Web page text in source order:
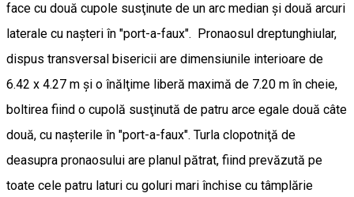
face cu două cupole susţinute de un arc median şi două arcuri
laterale cu naşteri în "port-a-faux". Pronaosul dreptunghiular,
dispus transversal bisericii are dimensiunile interioare de
6.42 x 4.27 m şi o înălţime liberă maximă de 7.20 m în cheie,
boltirea fiind o cupolă susţinută de patru arce egale două câte
două, cu naşterile în "port-a-faux". Turla clopotniţă de
deasupra pronaosului are planul pătrat, fiind prevăzută pe
toate cele patru laturi cu goluri mari închise cu tâmplărie